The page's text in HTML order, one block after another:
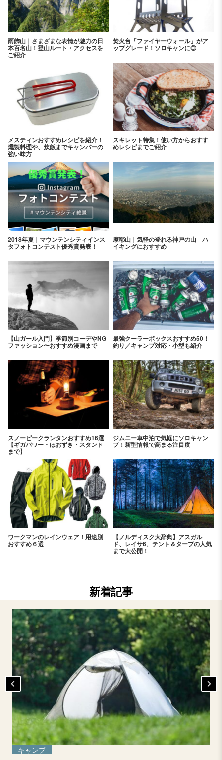
雨飾山｜さまざまな表情が魅力の日
本百名山！登山ルート・アクセスを
ご紹介
焚火台「ファイヤーウォール」がア
ップグレード！ソロキャンに◎
メスティンおすすめレシピを紹介！
燻製料理や、炊飯までキャンパーの
強い味方
スキレット特集！使い方からおすす
めレシピまでご紹介
2018年夏｜マウンテンシティインス
タフォトコンテスト優秀賞発表！
摩耶山｜気軽の登れる神戸の山 ハ
イキングにおすすめ
【山ガール入門】季節別コーデやNG
ファッション〜おすすめ漫画まで
最強クーラーボックスおすすめ50！
釣り／キャンプ対応・小型も紹介
スノーピークランタンおすすめ16選
【ギガパワー・ほおずき・スタンド
まで】
ジムニー車中泊で気軽にソロキャン
プ！新型情報で高まる注目度
ワークマンのレインウェア！用途別
おすすめ６選
【ノルディスク大辞典】アスガル
ド、レイサ6、テント＆タープの人気
まで大公開！
新着記事
キャンプ